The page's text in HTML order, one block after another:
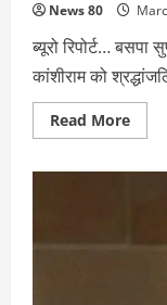
News 80
ब्यूरो रिपोर्ट…
कांशीराम को
Read MoreRead
more
दी